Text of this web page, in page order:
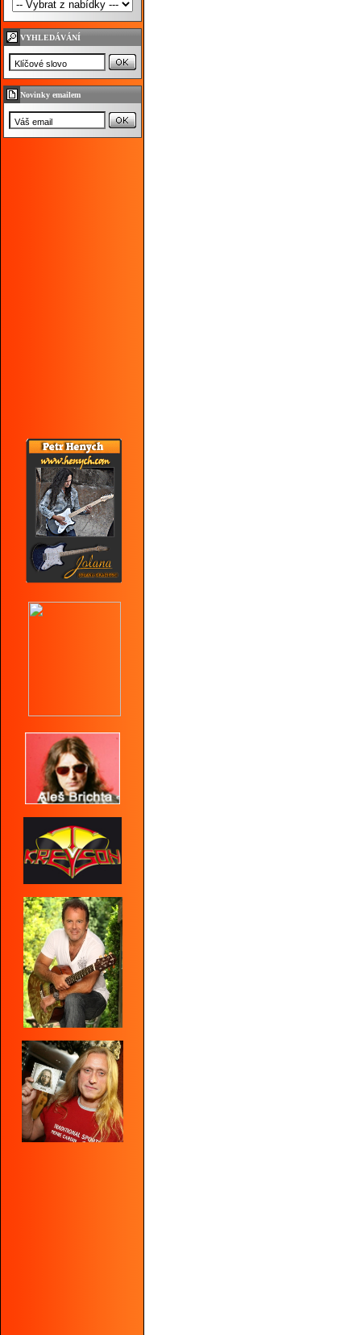
VYHLEDÁVÁNÍ
Novinky emailem